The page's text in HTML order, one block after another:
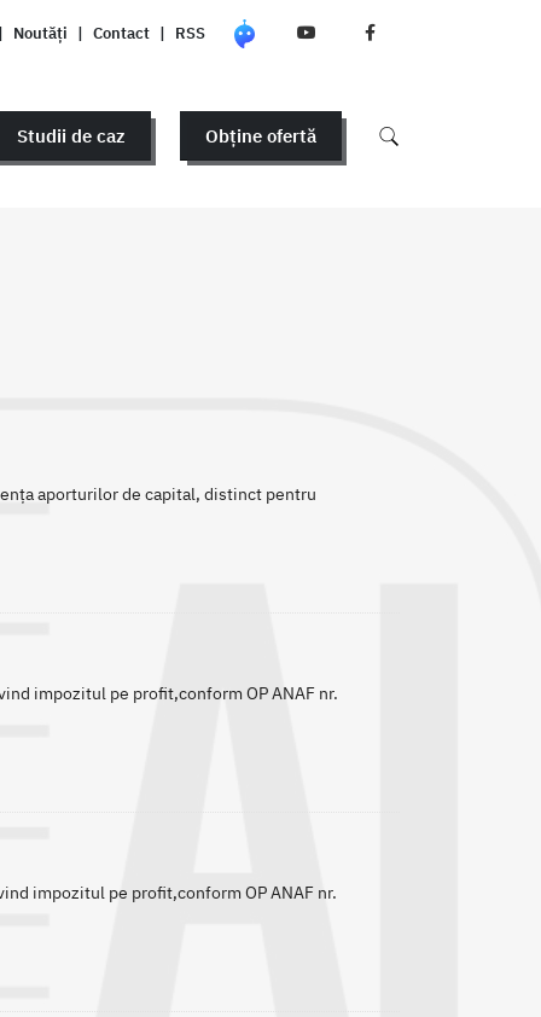
Noutăți | Contact | RSS
Studii de caz Obține ofertă
aporturilor de capital, distinct pentru
impozitul pe profit,conform OP ANAF nr.
impozitul pe profit,conform OP ANAF nr.